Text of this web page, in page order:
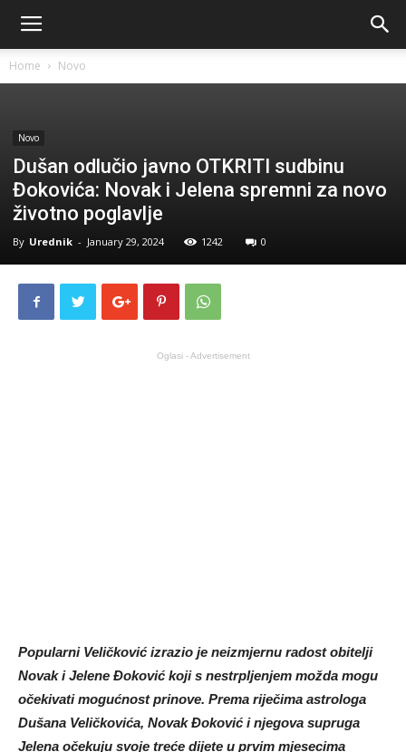
Home Novo
Novo
Dušan odlučio javno OTKRITI sudbinu
Đokovića: Novak i Jelena spremni za novo
životno poglavlje
By Urednik - January 29, 2024 1242 0
Oglasi - Advertisement
Popularni Veličković izrazio je neizmjernu radost obitelji
Novak i Jelene Đoković koji s nestrpljenjem možda mogu
očekivati mogućnost prinove. Prema riječima astrologa
Dušana Veličkovića, Novak Đoković i njegova supruga
Jelena očekuju svoje treće dijete u prvim mjesecima